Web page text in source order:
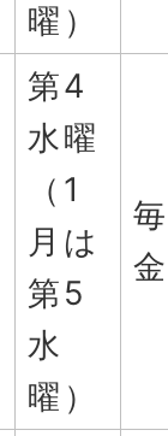
曜）
第4
水曜
（1
月は
第5
水
曜）